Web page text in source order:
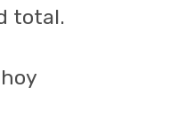
total.
hoy